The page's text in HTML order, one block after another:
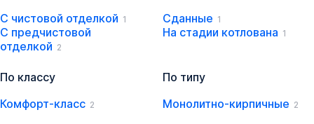
С чистовой отделкой 1
С предчистовой
отделкой 2
Сданные 1
На стадии котлована 1
По классу
Комфорт-класс 2
По типу
Монолитно-кирпичные 2